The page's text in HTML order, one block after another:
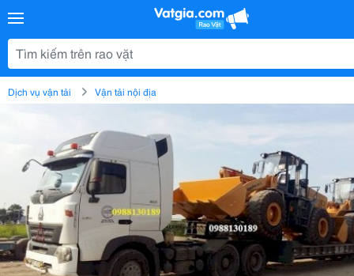
Dịch vụ vận tải Vận tải nội địa